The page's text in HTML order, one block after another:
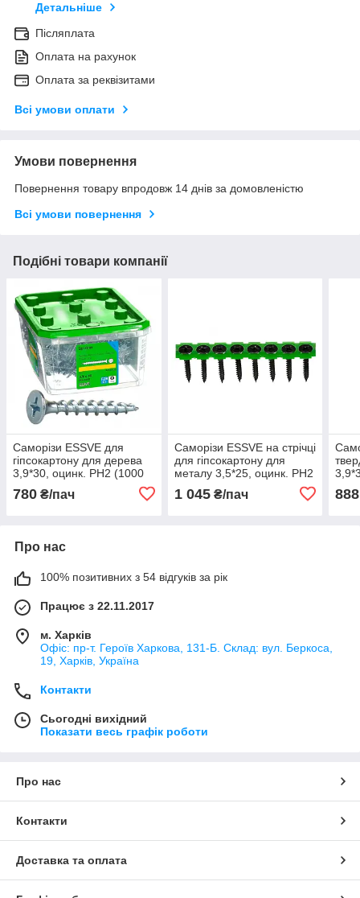
Детальніше
Післяплата
Оплата на рахунок
Оплата за реквізитами
Всі умови оплати
Умови повернення
Повернення товару впродовж 14 днів за домовленістю
Всі умови повернення
Подібні товари компанії
Саморізи ESSVE для
гіпсокартону для дерева
3,9*30, оцинк. РН2 (1000
780 ₴/пач
Саморізи ESSVE на стрічці
для гіпсокартону для
металу 3,5*25, оцинк. PH2
1 045₴/пач 888
Про нас
100% позитивних з 54 відгуків за рік
Працює з 22.11.2017
м. Харків
Офіс: пр-т. Героїв Харкова, 131-Б. Склад: вул. Беркоса,
19, Харків, Україна
Контакти
Сьогодні вихідний
Показати весь графік роботи
Про нас
Контакти
Доставка та оплата